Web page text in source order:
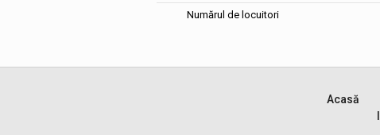
Numărul de locuitori
Acasă